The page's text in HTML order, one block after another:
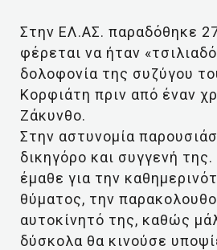
Στην ΕΛ.ΑΣ. παραδόθηκε
φέρεται να ήταν
δολοφονία της συζύγου
Κορφιάτη πριν από έναν
Ζάκυνθο.
Στην αστυνομία
δικηγόρο και συγγενή
έμαθε για την
θύματος, την
αυτοκίνητό της, καθώς
δύσκολα θα κινούσε